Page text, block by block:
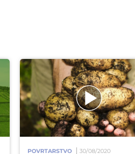
POVRTARSTVO 30/08/2020